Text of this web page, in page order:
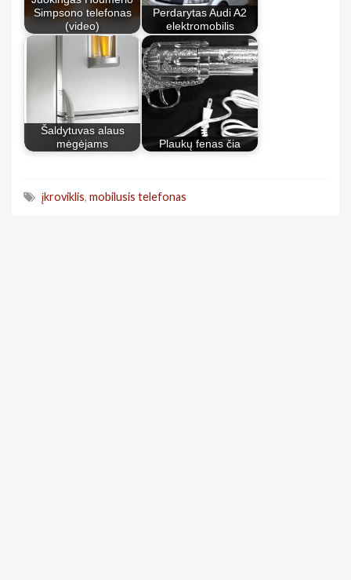
Simpsono telefonas
(video)
Perdarytas Audi A2
elektromobilis
Šaldytuvas alaus
mėgėjams
Plaukų fenas čia
įkroviklis, mobilusis telefonas